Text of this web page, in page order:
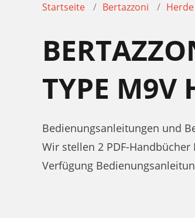
Startseite Bertazzoni Herde
TYPE M9V
Bedienungsanleitungen und
Wir stellen 2 PDF-Handbücher
Verfügung